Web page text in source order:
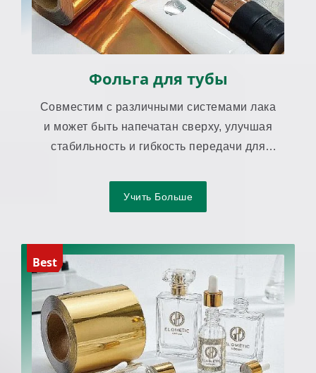
Фольга для тубы
Совместим с различными системами лака
и может быть напечатан сверху, улучшая
стабильность и гибкость передачи для
Учить Больше
Best